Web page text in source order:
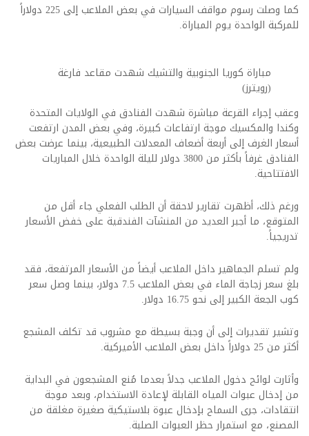
كما وصلت رسوم مواقف السيارات في بعض الملاعب إلى 225 دولاراً
للمركبة الواحدة يوم المباراة.
مباراة كوريا الجنوبية والتشيك شهدت مقاعد فارغة
(رويترز)
وعقب إجراء القرعة مباشرة شهدت الفنادق في الولايات المتحدة
وكندا والمكسيك موجة ارتفاعات كبيرة، وفي بعض المدن ارتفعت
أسعار الغرف إلى أربعة أضعاف المعدلات الطبيعية، بينما عرضت بعض
الفنادق غرفاً بأكثر من 3800 دولار لليلة الواحدة خلال المباريات
الافتتاحية.
ورغم ذلك، أظهرت تقارير لاحقة أن الطلب الفعلي جاء أقل من
المتوقع، ما أجبر العديد من المنشآت الفندقية على خفض الأسعار
تدريجياً.
ولم تسلم الجماهير داخل الملاعب أيضاً من الأسعار المرتفعة، فقد
بلغ سعر زجاجة الماء في بعض الملاعب 7.5 دولار، بينما وصل سعر
كوب الجعة الكبير إلى نحو 16.75 دولار.
وتشير تقديرات إلى أن وجبة بسيطة مع مشروب قد تكلف المشجع
أكثر من 25 دولاراً داخل بعض الملاعب الأميركية.
وأثارت لوائح دخول الملاعب جدلاً بعدما مُنع المشجعون في البداية
من إدخال عبوات المياه القابلة لإعادة الاستخدام، وبعد موجة
انتقادات، جرى السماح بإدخال عبوة بلاستيكية صغيرة مغلقة من
المصنع، مع استمرار حظر العبوات الصلبة.